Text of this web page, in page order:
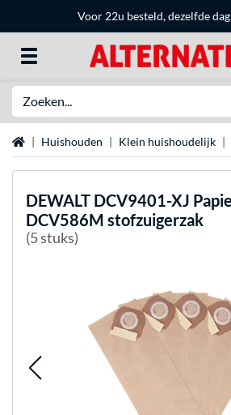
Voor 22u besteld, dezelfde
Home Huishouden Klein huishoudelijk
DEWALT DCV9401-XJ
DCV586M stofzuigerzak
(5 stuks)